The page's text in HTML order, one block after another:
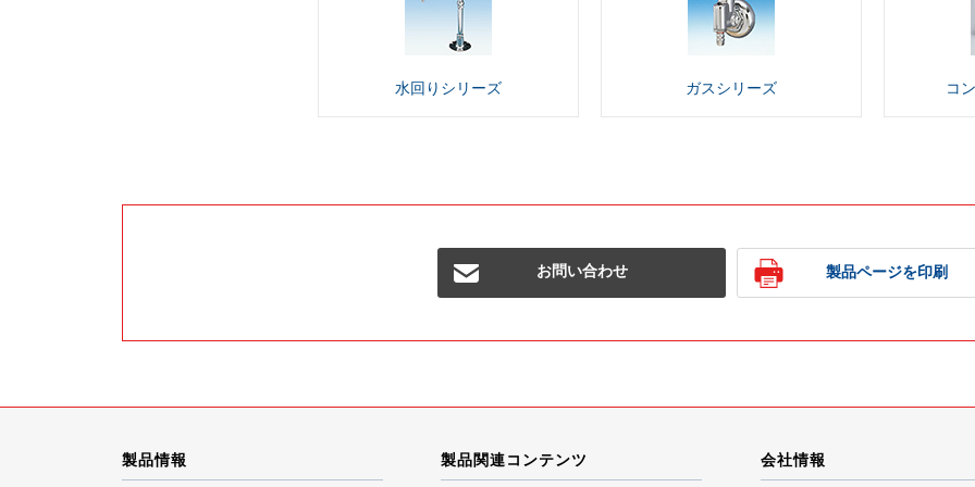
水回り シリーズ ガスシリーズ コ
お問い合わせ 製品ページを印刷
製品情報 製品関連コンテンツ 会社情報